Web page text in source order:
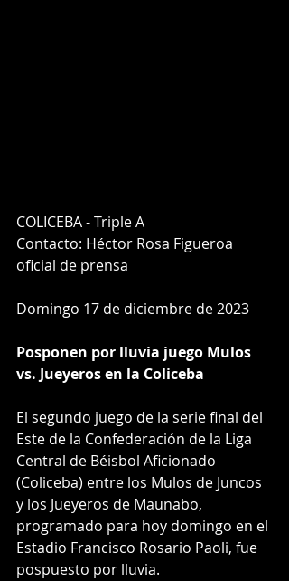
COLICEBA - Triple A
Contacto: Héctor Rosa Figueroa
oficial de prensa
Domingo 17 de diciembre de 2023
Posponen por lluvia juego Mulos
vs. Jueyeros en la Coliceba
El segundo juego de la serie final del
Este de la Confederación de la Liga
Central de Béisbol Aficionado
(Coliceba) entre los Mulos de Juncos
y los Jueyeros de Maunabo,
programado para hoy domingo en el
Estadio Francisco Rosario Paoli, fue
pospuesto por lluvia.